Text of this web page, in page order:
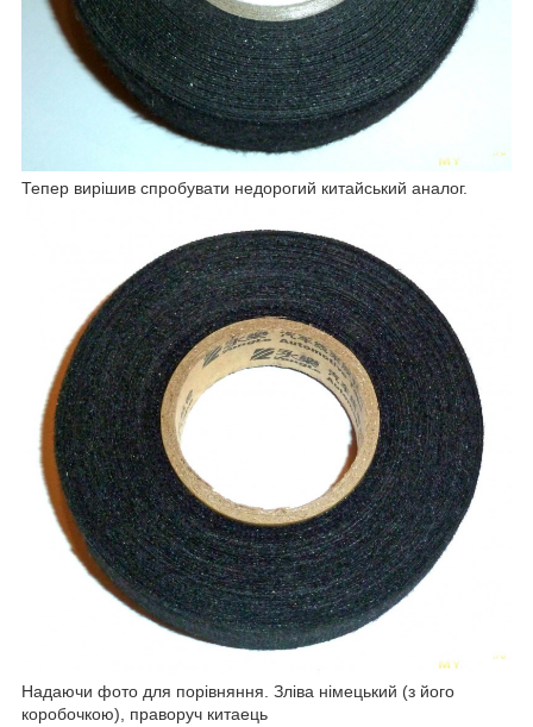
Тепер вирішив спробувати недорогий китайський аналог.
Надаючи фото для порівняння. Зліва німецький (з його
коробочкою), праворуч китаець